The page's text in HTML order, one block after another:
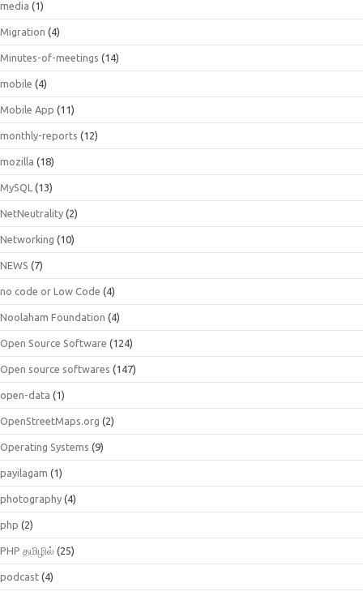
media (1)
Migration (4)
Minutes-of-meetings (14)
mobile (4)
Mobile App (11)
monthly-reports (12)
mozilla (18)
MySQL (13)
NetNeutrality (2)
Networking (10)
NEWS (7)
no code or Low Code (4)
Noolaham Foundation (4)
Open Source Software (124)
Open source softwares (147)
open-data (1)
OpenStreetMaps.org (2)
Operating Systems (9)
payilagam (1)
photography (4)
php (2)
PHP தமிழில் (25)
podcast (4)